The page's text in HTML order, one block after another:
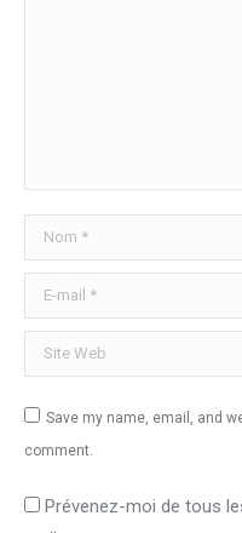
Nom *
E-mail *
Site Web
Save my name, email, and
comment.
Prévenez-moi de tous